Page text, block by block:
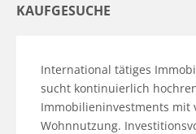
KAUFGESUCHE
International tätiges
sucht kontinuierlich
Immobilieninvestments mit
Wohnnutzung.